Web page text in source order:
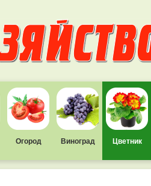
Огород Виноград Цветник